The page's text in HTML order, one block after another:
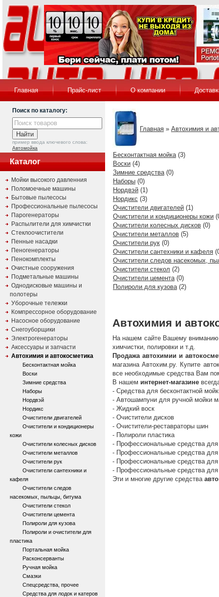
Главная Прайс-лист О компании
Поиск по каталогу:
пример ввода ключевого слова:
Автомойка
Каталог
Мойки высокого давленния
Поломоечные машины
Бытовые пылесосы
Профессиональные пылесосы
Парогенераторы
Распылители для химчистки
Стеклоочистители
Пенные насадки
Пеногенераторы
Пенокомплекты
Очистные сооружения
Подметальные машины
Однодисковые машины и
полотеры
Уборочные тележки
Компрессорное оборудование
Насосное оборудование
Снегоуборщики
Электрогенераторы
Аксессуары и запчасти
Автохимия и автокосметика
Бесконтактная мойка
Воски
Зимние средства
Наборы
Нордвэй
Нордикс
Очистители двигателей
Очистители и кондиционеры
кожи
Очистители колесных дисков
Очистители металлов
Очистители рук
Очистители сантехники и
кафеля
Очистители следов
насекомых, пыльцы, битума
Очистители стекол
Очистители цемента
Полироли для кузова
Полироли и очистители для
пластика
Портальная мойка
Расконсерванты
Ручная мойка
Смазки
Спецсредства, прочее
Средства для лодок и катеров
Главная » Автохимия и
Бесконтактная мойка(3)
Воски (4)
Зимние средства(0)
Наборы (0)
Нордвэй (1)
Нордикс (3)
Очистители двигателей (1)
Очистители и кондиционеры кожи
Очистители колесных дисков (0)
Очистители металлов (5)
Очистители рук (0)
Очистители сантехники и кафеля
Очистители следов насекомых,
Очистители стекол (2)
Очистители цемента(0)
Полироли для кузова(2)
Автохимия и
На нашем сайте Вашему вниманию
химчистки, полировки и т.д.
Продажа автохимии и
магазина Автохим.ру. Купите
все необходимые средства Вам
В нашем интернет-магазине
- Средства для бесконтактной
- Автошампуни для ручной мойки
- Жидкий воск
- Очистители дисков
- Очистители-реставраторы шин
- Полироли пластика
- Профессиональные средства для
- Профессиональные средства для
- Профессиональные средства для
- Профессиональные средства для
Эти и многие другие средства